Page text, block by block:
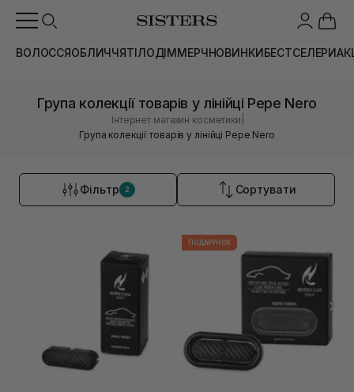
ВОЛОССЯОБЛИЧЧЯТІЛОДІММЕРЧНОВИНКИБЕСТСЕЛЕРИ
Група колекції товарів у лінійці Pepe Nero
Інтернет магазин косметики
Група колекції товарів у лінійці Pepe Nero
Фільтр 2 Сортувати
ПОДАРУНОК